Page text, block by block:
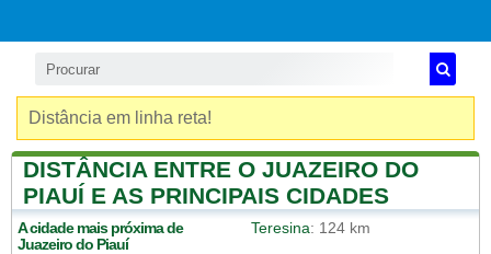
Distância em linha reta!
DISTÂNCIA ENTRE O JUAZEIRO DO
PIAUÍ E AS PRINCIPAIS CIDADES
A cidade mais próxima de
Juazeiro do Piauí
Teresina: 124 km